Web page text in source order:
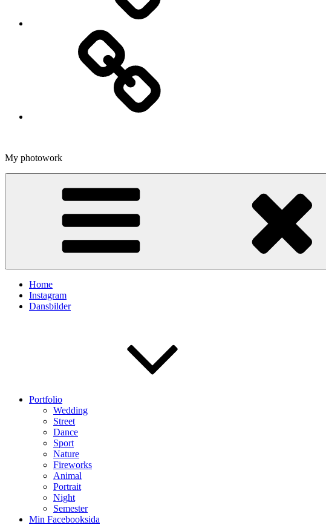
My photowork
Home
Instagram
Dansbilder
Portfolio
Wedding
Street
Dance
Sport
Nature
Fireworks
Animal
Portrait
Night
Semester
Min Facebooksida